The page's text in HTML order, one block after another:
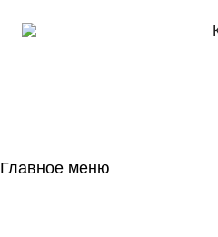
Главное меню